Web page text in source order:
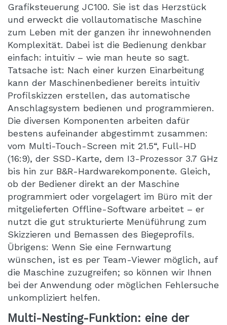
Grafiksteuerung JC100. Sie ist das Herzstück
und erweckt die vollautomatische Maschine
zum Leben mit der ganzen ihr innewohnenden
Komplexität. Dabei ist die Bedienung denkbar
einfach: intuitiv – wie man heute so sagt.
Tatsache ist: Nach einer kurzen Einarbeitung
kann der Maschinenbediener bereits intuitiv
Profilskizzen erstellen, das automatische
Anschlagsystem bedienen und programmieren.
Die diversen Komponenten arbeiten dafür
bestens aufeinander abgestimmt zusammen:
vom Multi-Touch-Screen mit 21.5“, Full-HD
(16:9), der SSD-Karte, dem I3-Prozessor 3.7 GHz
bis hin zur B&R-Hardwarekomponente. Gleich,
ob der Bediener direkt an der Maschine
programmiert oder vorgelagert im Büro mit der
mitgelieferten Offline-Software arbeitet – er
nutzt die gut strukturierte Menüführung zum
Skizzieren und Bemassen des Biegeprofils.
Übrigens: Wenn Sie eine Fernwartung
wünschen, ist es per Team-Viewer möglich, auf
die Maschine zuzugreifen; so können wir Ihnen
bei der Anwendung oder möglichen Fehlersuche
unkompliziert helfen.
Multi-Nesting-Funktion: eine der